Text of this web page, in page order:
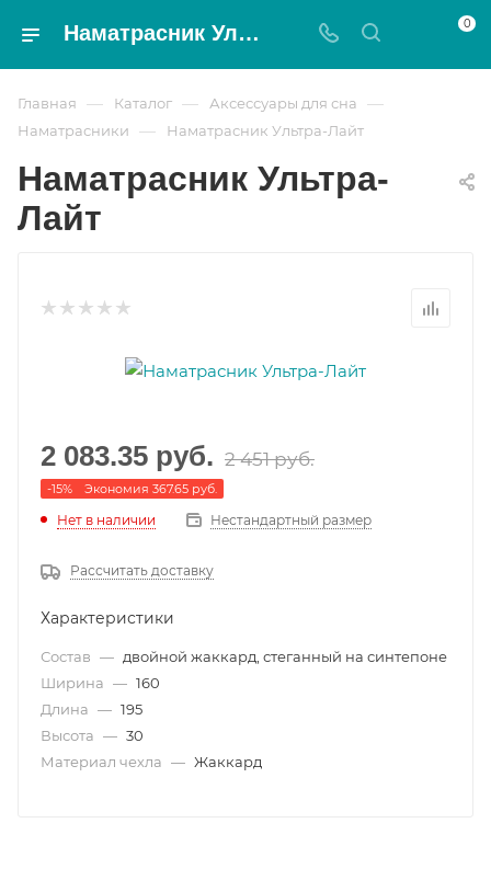
Наматрасник Ультра-Лайт - Magnat 0
Главная — Каталог — Аксессуары для сна —
Наматрасники — Наматрасник Ультра-Лайт
Наматрасник Ультра-
Лайт
2 083.35 руб. 2 451руб.
-15% Экономия 367.65 руб.
Нет в наличии Нестандартный размер
Рассчитать доставку
Характеристики
Состав — двойной жаккард, стеганный на синтепоне
Ширина — 160
Длина — 195
Высота — 30
Материал чехла — Жаккард